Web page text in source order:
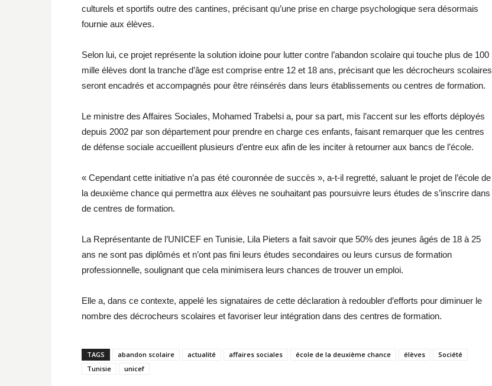
culturels et sportifs outre des cantines, précisant qu’une prise en charge psychologique sera désormais
fournie aux élèves.
Selon lui, ce projet représente la solution idoine pour lutter contre l’abandon scolaire qui touche plus de 100
mille élèves dont la tranche d’âge est comprise entre 12 et 18 ans, précisant que les décrocheurs scolaires
seront encadrés et accompagnés pour être réinsérés dans leurs établissements ou centres de formation.
Le ministre des Affaires Sociales, Mohamed Trabelsi a, pour sa part, mis l’accent sur les efforts déployés
depuis 2002 par son département pour prendre en charge ces enfants, faisant remarquer que les centres
de défense sociale accueillent plusieurs d’entre eux afin de les inciter à retourner aux bancs de l’école.
« Cependant cette initiative n’a pas été couronnée de succès », a-t-il regretté, saluant le projet de l’école de
la deuxième chance qui permettra aux élèves ne souhaitant pas poursuivre leurs études de s’inscrire dans
de centres de formation.
La Représentante de l’UNICEF en Tunisie, Lila Pieters a fait savoir que 50% des jeunes âgés de 18 à 25
ans ne sont pas diplômés et n’ont pas fini leurs études secondaires ou leurs cursus de formation
professionnelle, soulignant que cela minimisera leurs chances de trouver un emploi.
Elle a, dans ce contexte, appelé les signataires de cette déclaration à redoubler d’efforts pour diminuer le
nombre des décrocheurs scolaires et favoriser leur intégration dans des centres de formation.
TAGS abandon scolaire actualité affaires sociales école de la deuxième chance élèves
Société
Tunisie
unicef